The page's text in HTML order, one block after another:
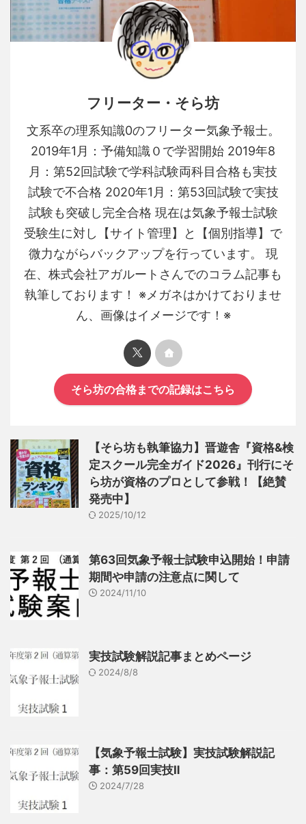
フリーター・そら坊
文系卒の理系知識0のフリーター気象予報士。
2019年1月：予備知識０で学習開始 2019年8
月：第52回試験で学科試験両科目合格も実技
試験で不合格 2020年1月：第53回試験で実技
試験も突破し完全合格 現在は気象予報士試験
受験生に対し【サイト管理】と【個別指導】で
微力ながらバックアップを行っています。 現
在、株式会社アガルートさんでのコラム記事も
執筆しております！ ※メガネはかけておりませ
ん、画像はイメージです！※
そら坊の合格までの記録はこちら
【そら坊も執筆協力】晋遊舎『資格&検
定スクール完全ガイド2026』刊行にそ
ら坊が資格のプロとして参戦！【絶賛
発売中】
2025/10/12
第63回気象予報士試験申込開始！申請
期間や申請の注意点に関して
2024/11/10
実技試験解説記事まとめページ
2024/8/8
【気象予報士試験】実技試験解説記
事：第59回実技Ⅱ
2024/7/28